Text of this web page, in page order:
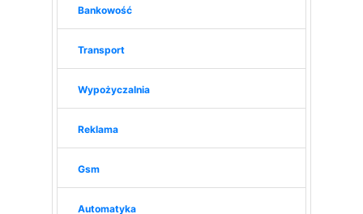
Bankowość
Transport
Wypożyczalnia
Reklama
Gsm
Automatyka